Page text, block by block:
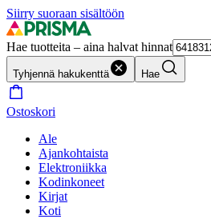
Siirry suoraan sisältöön
Hae tuotteita – aina halvat hinnat
Tyhjennä hakukenttä Hae
Ostoskori
Ale
Ajankohtaista
Elektroniikka
Kodinkoneet
Kirjat
Koti